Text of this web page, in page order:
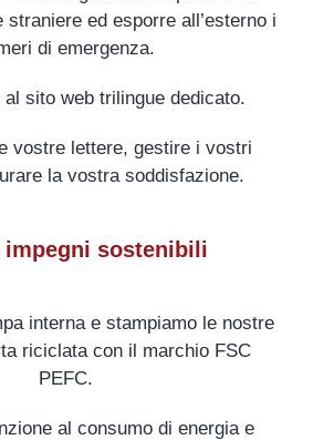
straniere ed esporre all’esterno i
di emergenza.
sito web trilingue dedicato.
vostre lettere, gestire i vostri
la vostra soddisfazione.
sostenibili
interna e stampiamo le nostre
riciclata con il marchio FSC
PEFC.
al consumo di energia e